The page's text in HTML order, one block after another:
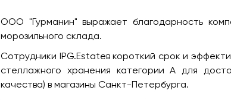
ООО "Гурманин" выражает благодарность
морозильного склада.
Сотрудники IPG.Estateв короткий срок и
стеллажного хранения категории А для
качества) в магазины Санкт-Петербурга.